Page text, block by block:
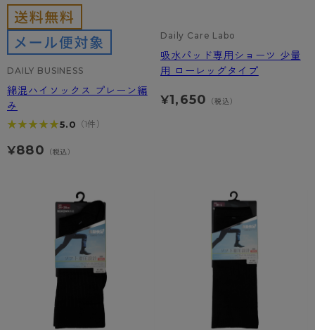
DAILY BUSINESS
綿混ハイソックス プレーン編
み
★★★★★
★★★★★5.0 （1件）
¥880 （税込）
Daily Care Labo
吸水パッド専用ショーツ 少量
用 ローレッグタイプ
¥1,650 （税込）